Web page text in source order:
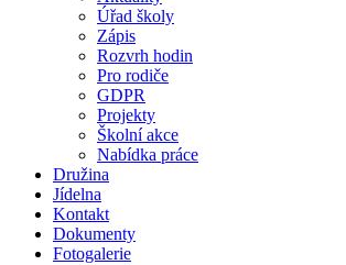
Úřad školy
Zápis
Rozvrh hodin
Pro rodiče
GDPR
Projekty
Školní akce
Nabídka práce
Družina
Jídelna
Kontakt
Dokumenty
Fotogalerie